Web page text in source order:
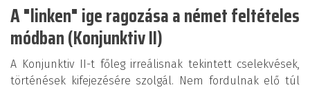
A "linken" ige ragozása a német feltételes
módban (Konjunktiv II)
A Konjunktiv II-t főleg irreálisnak tekintett cselekvések,
történések kifejezésére szolgál. Nem fordulnak elő túl